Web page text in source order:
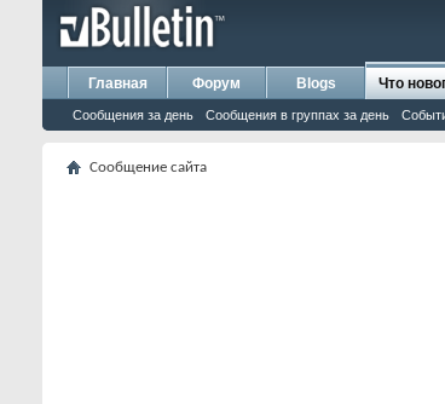
Главная Форум Blogs Что
Сообщения за день Сообщения в группах за день
Сообщение сайта